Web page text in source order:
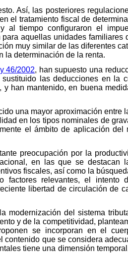
Así, las posteriores
el tratamiento fiscal de
al tiempo configuraron el
aquellas unidades familiares
muy similar de las diferentes
la determinación de la renta.
46/2002, han supuesto una
las deducciones en la
han mantenido, en buena
una mayor aproximación entre
en los tipos nominales de
el ámbito de aplicación del
preocupación por la
en las que se destacan
fiscales, así como la
factores relevantes, el intento
libertad de circulación de
modernización del sistema
y de la competitividad,
se incorporan en el
que se considera
tiene una dimensión